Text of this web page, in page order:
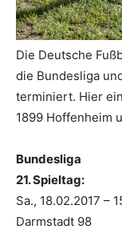
Die Deutsche
die Bundesliga
terminiert. Hier
1899 Hoffenheim
Bundesliga
21. Spieltag:
Sa., 18.02.2017 –
Darmstadt 98